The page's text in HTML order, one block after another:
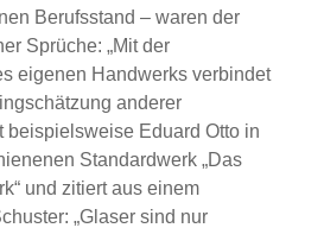
Berufsstand – waren der
Sprüche: „Mit der
eigenen Handwerks verbindet
anderer
beispielsweise Eduard Otto in
Standardwerk „Das
und zitiert aus einem
„Glaser sind nur